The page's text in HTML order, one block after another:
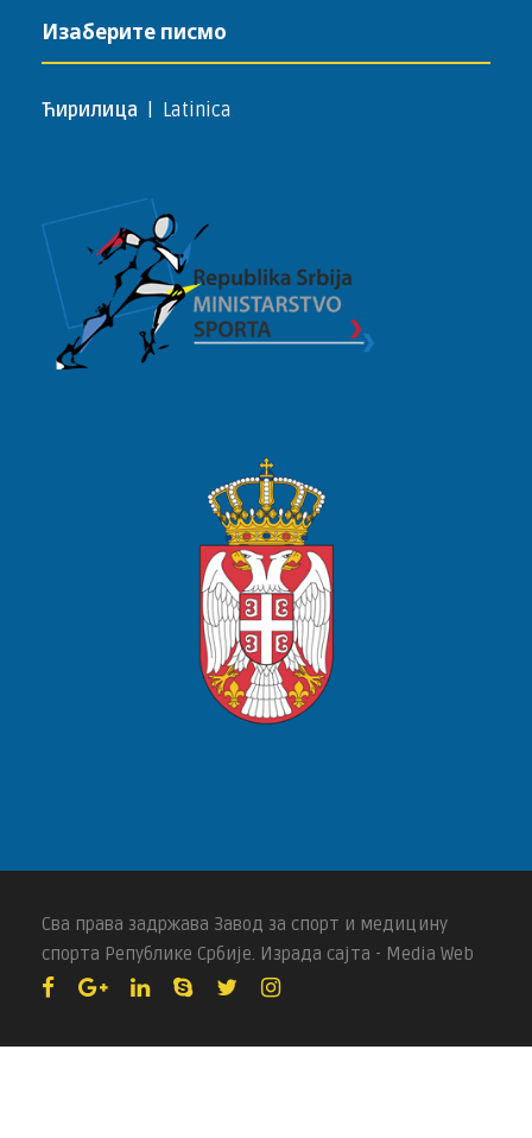
Изаберите писмо
Ћирилица Latinica
Сва права задржава Завод за спорт и медицину
спорта Републике Србије. Израда сајта - Media Web